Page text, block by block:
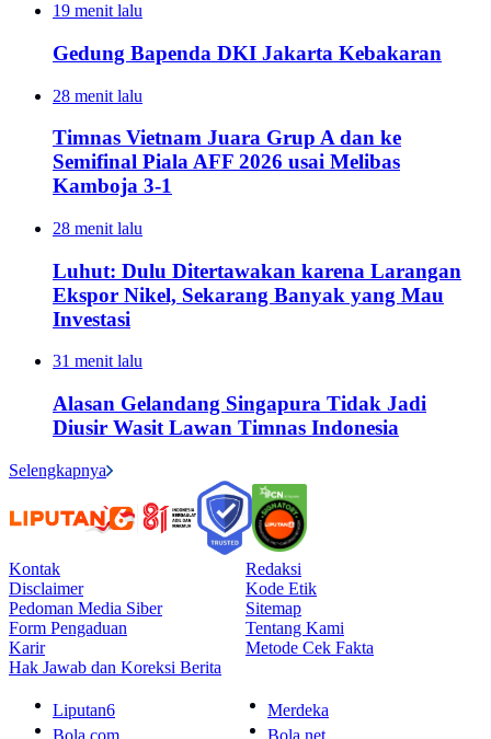
19 menit lalu
Gedung Bapenda DKI Jakarta Kebakaran
28 menit lalu
Timnas Vietnam Juara Grup A dan ke
Semifinal Piala AFF 2026 usai Melibas
Kamboja 3-1
28 menit lalu
Luhut: Dulu Ditertawakan karena Larangan
Ekspor Nikel, Sekarang Banyak yang Mau
Investasi
31 menit lalu
Alasan Gelandang Singapura Tidak Jadi
Diusir Wasit Lawan Timnas Indonesia
Selengkapnya
Kontak
Redaksi
Disclaimer
Kode Etik
Pedoman Media Siber
Sitemap
Form Pengaduan
Tentang Kami
Karir
Metode Cek Fakta
Hak Jawab dan Koreksi Berita
Liputan6
Merdeka
Bola.com
Bola.net